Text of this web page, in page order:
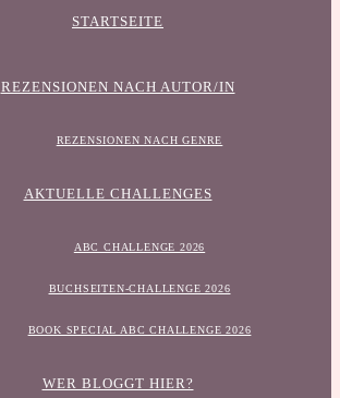
STARTSEITE
REZENSIONEN NACH AUTOR/IN
REZENSIONEN NACH GENRE
AKTUELLE CHALLENGES
ABC CHALLENGE 2026
BUCHSEITEN-CHALLENGE 2026
BOOK SPECIAL ABC CHALLENGE 2026
WER BLOGGT HIER?